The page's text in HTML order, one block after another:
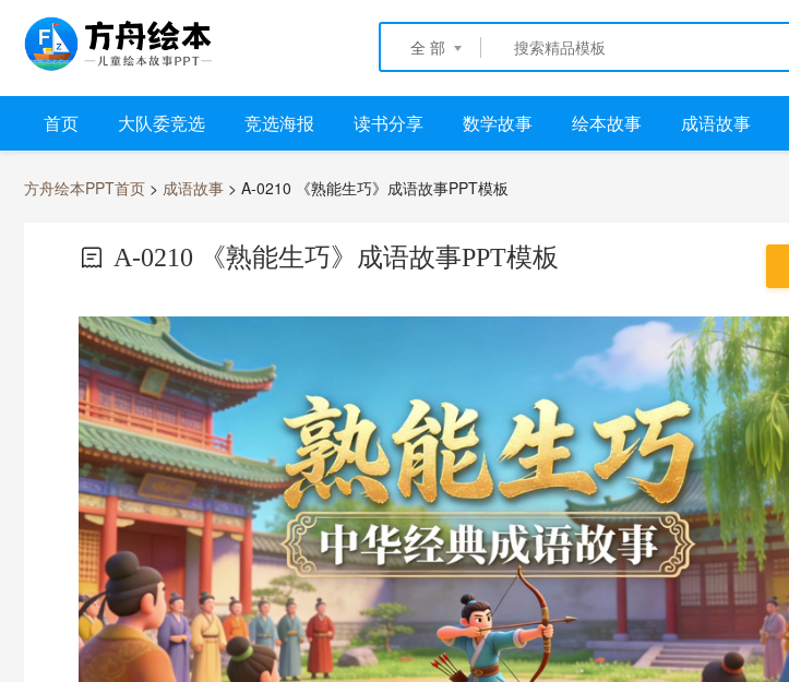
全 部
首页 大队委竞选 竞选海报 读书分享 数学故事 绘本故事 成语故事
方舟绘本PPT首页 > 成语故事 > A-0210 《熟能生巧》成语故事PPT模板
A-0210 《熟能生巧》成语故事PPT模板